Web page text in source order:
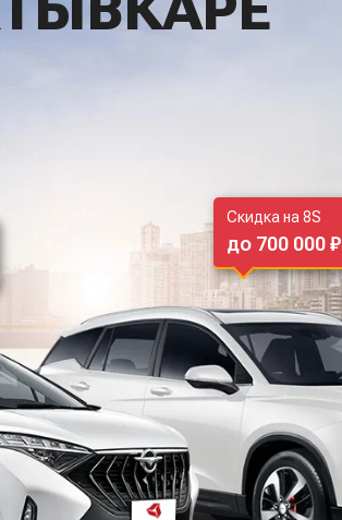
Скидка на 8S
до 700 000 ₽